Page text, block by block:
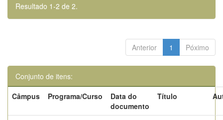
Resultado 1-2 de 2.
Anterior 1 Póximo
Conjunto de itens:
Câmpus
Programa/Curso
Data do
documento
Título